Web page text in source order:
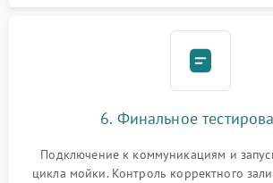
6. Финальное
Подключение к коммуникациям и
цикла мойки. Контроль корректного